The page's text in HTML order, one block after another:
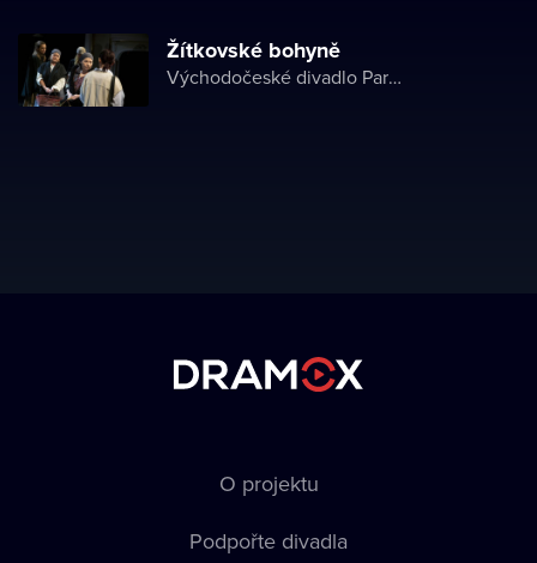
Žítkovské bohyně
Východočeské divadlo Pardubice
O projektu
Podpořte divadla